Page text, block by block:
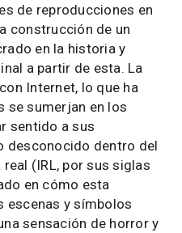
de reproducciones en
construcción de un
en la historia y
a partir de esta. La
Internet, lo que ha
se sumerjan en los
sentido a sus
desconocido dentro del
(IRL, por sus siglas
en cómo esta
escenas y símbolos
sensación de horror y